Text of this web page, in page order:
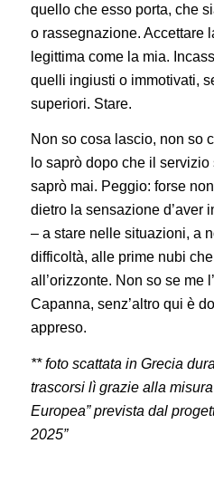
quello che esso porta, che
o rassegnazione. Accettare
legittima come la mia.
quelli ingiusti o immotivati,
superiori. Stare.
Non so cosa lascio, non so
lo saprò dopo che il
saprò mai. Peggio: forse
dietro la sensazione d’aver
– a stare nelle situazioni, a
difficoltà, alle prime nubi
all’orizzonte. Non so se me
Capanna, senz’altro qui è
appreso.
** foto scattata in Grecia
trascorsi lì grazie alla
Europea” prevista dal
2025”